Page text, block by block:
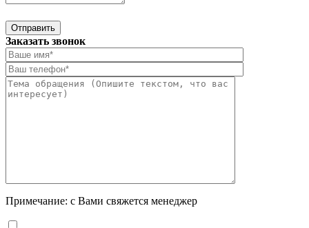
Отправить
Заказать звонок
Примечание: с Вами свяжется менеджер